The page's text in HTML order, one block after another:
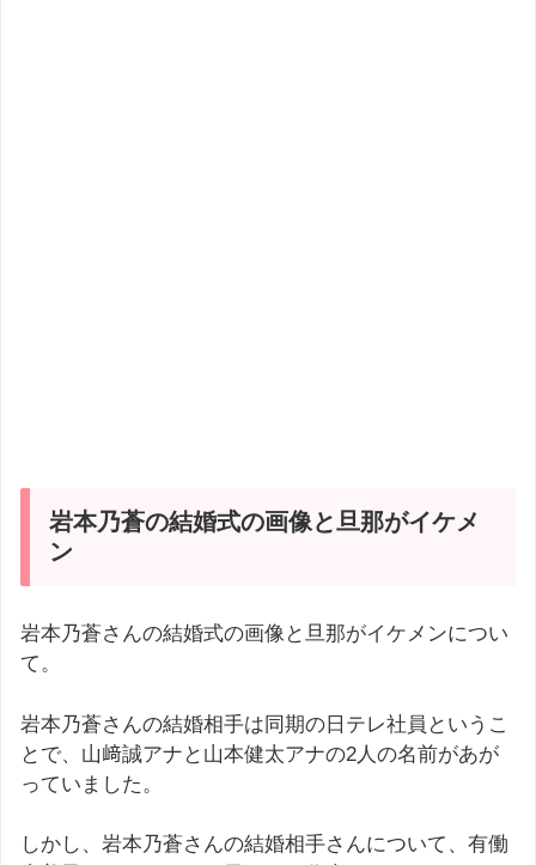
岩本乃蒼の結婚式の画像と旦那がイケメ
ン
岩本乃蒼さんの結婚式の画像と旦那がイケメンについ
て。
岩本乃蒼さんの結婚相手は同期の日テレ社員というこ
とで、山﨑誠アナと山本健太アナの2人の名前があが
っていました。
しかし、岩本乃蒼さんの結婚相手さんについて、有働